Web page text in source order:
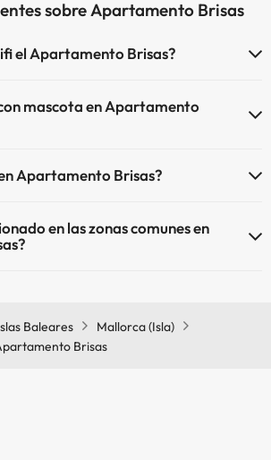
sobre Apartamento Brisas
el Apartamento Brisas?
mascota en Apartamento
Apartamento Brisas?
en las zonas comunes en
Baleares
Mallorca (Isla)
Brisas